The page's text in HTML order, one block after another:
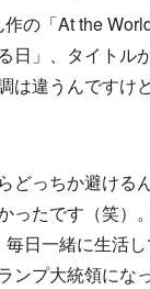
の「At the
日」、タイトル
は違うんですけ
どっちか避ける
ったです（笑）
日一緒に生活
ンプ大統領にな